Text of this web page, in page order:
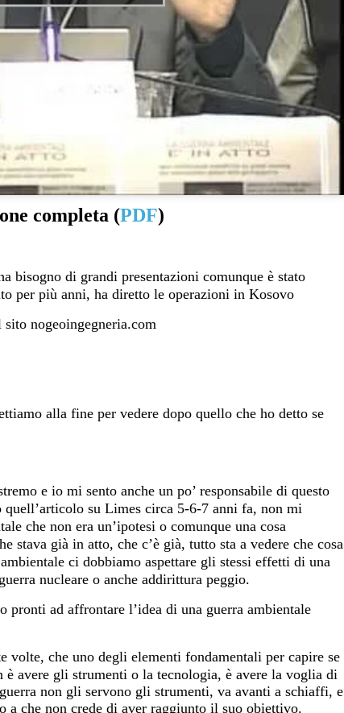
completa (PDF)
bisogno di grandi presentazioni comunque è stato
per più anni, ha diretto le operazioni in Kosovo
nogeoingegneria.com
alla fine per vedere dopo quello che ho detto se
e io mi sento anche un po’ responsabile di questo
quell’articolo su Limes circa 5-6-7 anni fa, non mi
che non era un’ipotesi o comunque una cosa
stava già in atto, che c’è già, tutto sta a vedere che cosa
ci dobbiamo aspettare gli stessi effetti di una
nucleare o anche addirittura peggio.
pronti ad affrontare l’idea di una guerra ambientale
volte, che uno degli elementi fondamentali per capire se
è avere gli strumenti o la tecnologia, è avere la voglia di
non gli servono gli strumenti, va avanti a schiaffi, e
che non crede di aver raggiunto il suo obiettivo.